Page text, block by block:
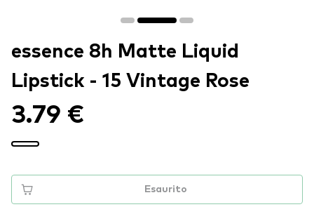
essence 8h Matte Liquid
Lipstick - 15 Vintage Rose
3.79 €
Esaurito